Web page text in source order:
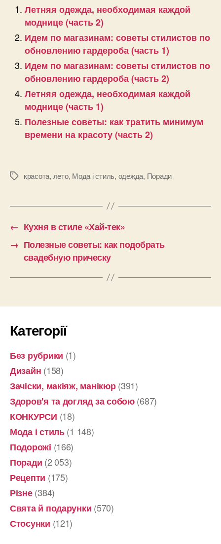
Летняя одежда, необходимая каждой
моднице (часть 2)
Идем по магазинам: советы стилистов по
обновлению гардероба (часть 1)
Идем по магазинам: советы стилистов по
обновлению гардероба (часть 2)
Летняя одежда, необходимая каждой
моднице (часть 1)
Полезные советы: как тратить минимум
времени на красоту (часть 2)
Позначки
красота, лето, Мода і стиль, одежда, Поради
← Кухня в стиле «Хай-тек»
→ Полезные советы: как подобрать
свадебную прическу
Категорії
Без рубрики (1)
Дизайн (158)
Зачіски, макіяж, манікюр(391)
Здоров'я та догляд за собою(687)
КОНКУРСИ (18)
Мода і стиль(1 148)
Подорожі (166)
Поради (2 053)
Рецепти (175)
Різне(384)
Свята й подарунки (570)
Стосунки (121)